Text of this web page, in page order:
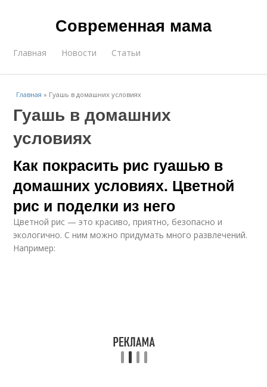
Современная мама
Главная Новости Статьи
Главная » Гуашь в домашних условиях
Гуашь в домашних
условиях
Как покрасить рис гуашью в
домашних условиях. Цветной
рис и поделки из него
Цветной рис — это красиво, приятно, безопасно и
экологично. С ним можно придумать много развлечений.
Например: